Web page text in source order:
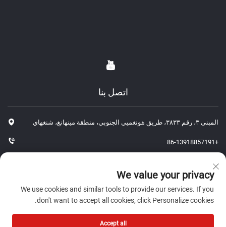
اتصل بنا
المبنى ٣، رقم ٣٨٣٣، طريق هونغميي الجنوبي، منطقة مينهانغ، شنغهاي
+86-13918857191
حقوق الطبع والنشر © ٢٠٢٦ شركة شنغهاي جي بي لقطع غيار السيارات
المحدودة. جميع الحقوق محفوظة.-
We value your privacy
We use cookies and similar tools to provide our services. If you
don't want to accept all cookies, click Personalize cookies.
Accept all